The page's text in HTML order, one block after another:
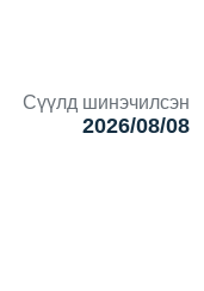
Сүүлд шинэчилсэн
2026/08/08